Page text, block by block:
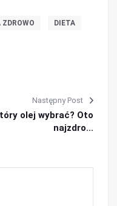
ZDROWO DIETA
Następny Post
olej wybrać? Oto
najzdro...